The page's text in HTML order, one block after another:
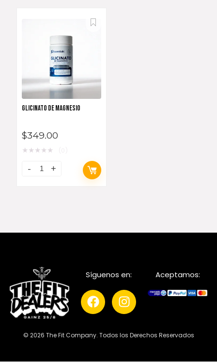
GLICINATO DE MAGNESIO
$349.00
★★★★★
Síguenos en: Aceptamos:
© 2026 The Fit Company. Todos los Derechos Reservados